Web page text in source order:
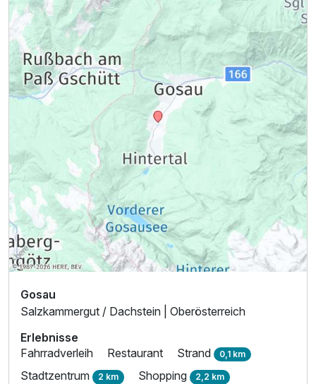
Ausstattung
p.P. ab 290,00 €
Juniorsuite Standard
2 Erwachsene und 2 Kinder
Gosau
Salzkammergut / Dachstein | Oberösterreich
Erlebnisse
Fahrradverleih
Restaurant Strand 0,1 km
Stadtzentrum 2 km Shopping 2,2 km